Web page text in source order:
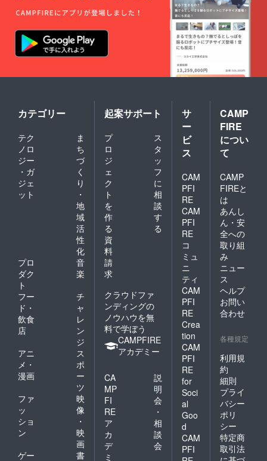
カテゴリー
テク
ノロ
ジー
・ガ
ジェ
ット
ま
ち
づ
く
り
・
地
域
活
性
化
プロ
ダク
ト
音
楽
フー
ド・
飲食
店
チ
ャ
レ
ン
ジ
アニ
メ・
漫画
ス
ポ
ー
ツ
ファ
ッ
ショ
ン
映
像
・
映
画
ゲー
書
起案サポート
プ
ロ
ジ
ェ
ク
ト
を
作
る
ス
タ
ッ
フ
に
相
談
す
る
資
料
請
求
クラウドファ
ンディングの
ノウハウを無
料で学ぼう
CAMPFIRE
アカデミー
CA
MP
FI
RE
ア
カ
デ
ミ
説
明
会
・
相
談
会
サ
ー
ビ
ス
CAM
PFI
RE
CAM
PFI
RE
コ
ミュ
ニ
ティ
CAM
PFI
RE
Crea
tion
CAM
PFI
RE
for
Soci
al
Goo
d
CAM
PFI
CAMP
FIRE
につい
て
CAMP
FIREと
は
あんし
ん・安
全への
取り組
み
ニュー
ス
ヘルプ
お問い
合わせ
各種規定
利用規
約
細則
プライ
バシー
ポリ
シー
特定商
取引法